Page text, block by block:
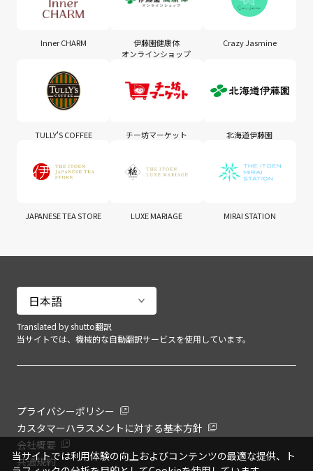
Translated by shutto翻訳
当サイトでは、機械的な自動翻訳サービスを使用しています。
Inner CHARM
伊藤園健康体
オンラインショップ
Crazy Jasmine
TULLY'S COFFEE チー坊マーケット 北海道伊藤園
JAPANESE TEA STORE LUXE MARIAGE MIRAI STATION
プライバシーポリシー
カスタマーハラスメントに対する基本方針
会社概要
共通規約
当サイトでは利用体験の向上およびコンテンツの最適な提供、ト